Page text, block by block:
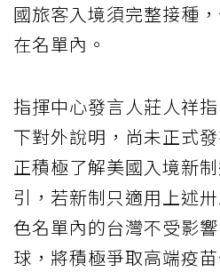
國旅客入境須完整接種
在名單內。
指揮中心發言人莊人祥
下對外說明，尚未正式
正積極了解美國入境新
引，若新制只適用上述
色名單內的台灣不受影
球，將積極爭取高端疫